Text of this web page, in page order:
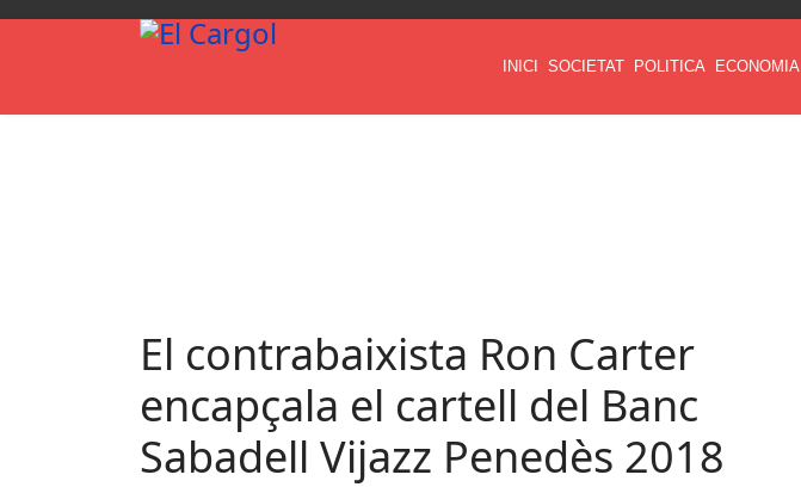
INICI SOCIETAT POLITICA ECONOMIA
El contrabaixista Ron Carter
encapçala el cartell del Banc
Sabadell Vijazz Penedès 2018